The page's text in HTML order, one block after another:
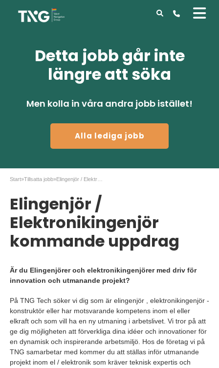
Detta jobb går inte
längre att söka
Men kolla in våra andra jobb istället!
Alla lediga jobb
Start»Tillsatta jobb»
Elingenjör /
Elektronikingenjör
kommande uppdrag
Är du Elingenjörer och elektronikingenjörer med driv för
innovation och utmanande projekt?
På TNG Tech söker vi dig som är elingenjör , elektronikingenjör -
konstruktör eller har motsvarande kompetens inom el eller
elkraft och som vill ha en ny utmaning i arbetslivet. Vi tror på att
ge dig möjligheten att förverkliga dina idéer och innovationer för
en dynamisk och inspirerande arbetsmiljö. Hos de företag vi på
TNG samarbetar med kommer du att ställas inför utmanande
projekt inom el / elektronik som kräver teknisk expertis och